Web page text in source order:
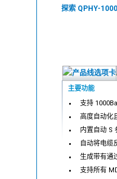
探索 QPHY-
主要功能
支持
高度自动化
内置自动 S
自动将电缆
生成带有通
支持所有